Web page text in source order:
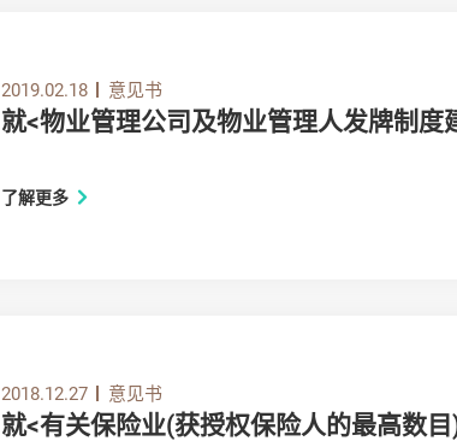
2019.02.18 意见书
就<物业管理公司及物业管理人发牌制度
了解更多
2018.12.27 意见书
就<有关保险业(获授权保险人的最高数